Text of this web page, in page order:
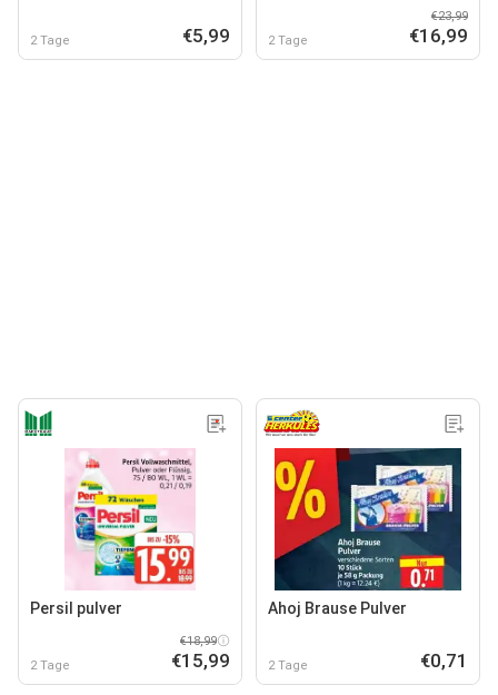
2 Tage €5,99 2 Tage
€23,99
€16,99
Persil pulver
2 Tage
€18,99
€15,99
Ahoj Brause Pulver
2 Tage €0,71